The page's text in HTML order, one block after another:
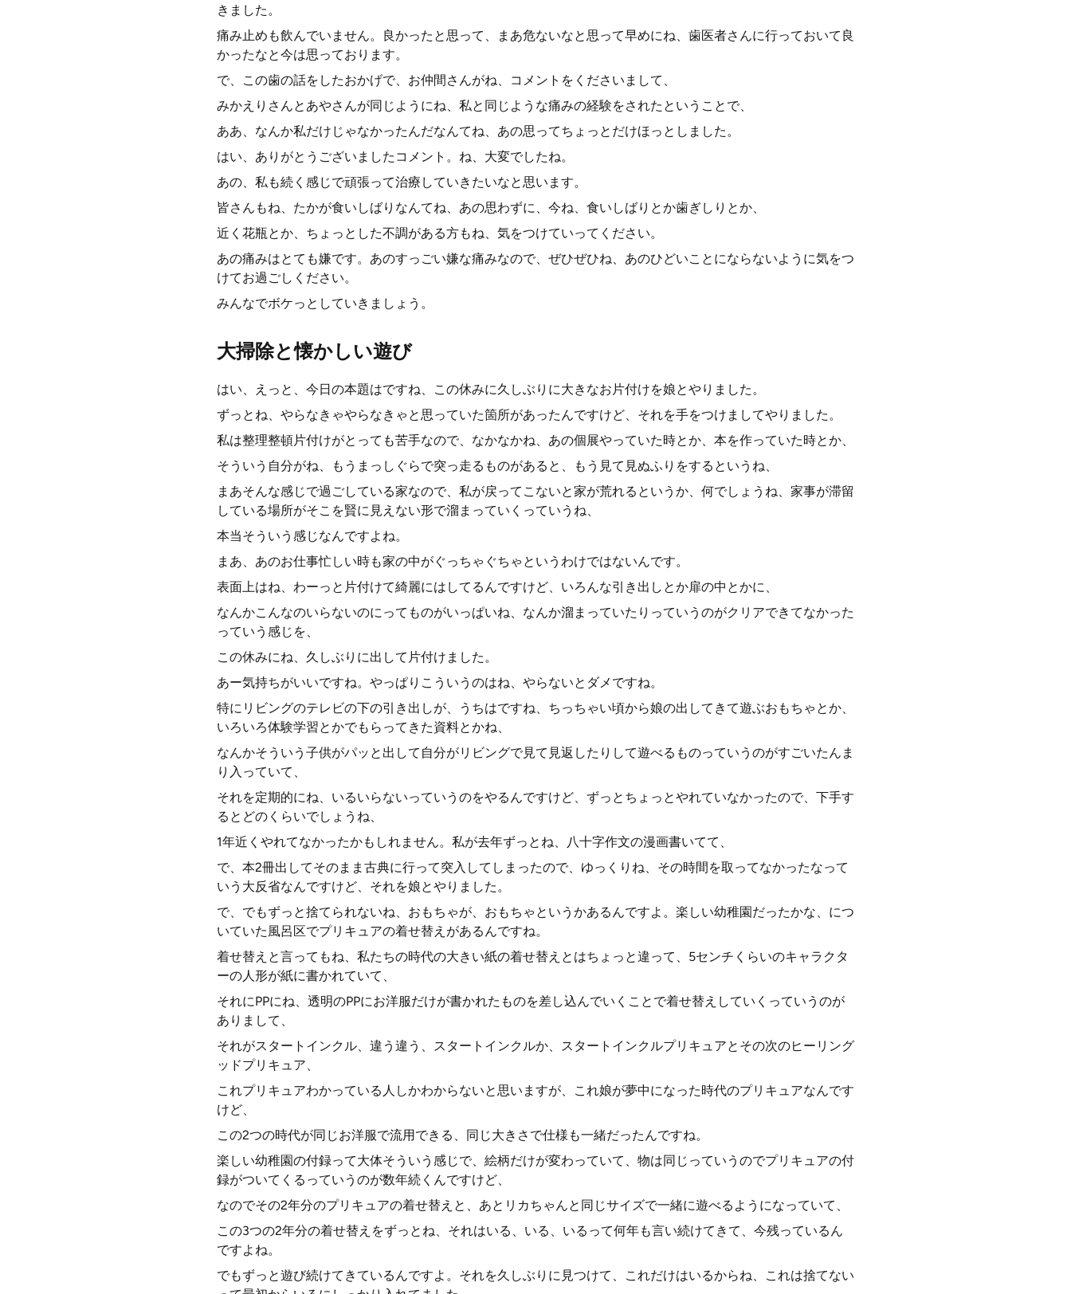
きました。
痛み止めも飲んでいません。良かったと思って、まあ危ないなと思って早めにね、歯医者さんに行っておいて良
かったなと今は思っております。
で、この歯の話をしたおかげで、お仲間さんがね、コメントをくださいまして、
みかえりさんとあやさんが同じようにね、私と同じような痛みの経験をされたということで、
ああ、なんか私だけじゃなかったんだなんてね、あの思ってちょっとだけほっとしました。
はい、ありがとうございましたコメント。ね、大変でしたね。
あの、私も続く感じで頑張って治療していきたいなと思います。
皆さんもね、たかが食いしばりなんてね、あの思わずに、今ね、食いしばりとか歯ぎしりとか、
近く花瓶とか、ちょっとした不調がある方もね、気をつけていってください。
あの痛みはとても嫌です。あのすっごい嫌な痛みなので、ぜひぜひね、あのひどいことにならないように気をつ
けてお過ごしください。
みんなでボケっとしていきましょう。
大掃除と懐かしい遊び
はい、えっと、今日の本題はですね、この休みに久しぶりに大きなお片付けを娘とやりました。
ずっとね、やらなきゃやらなきゃと思っていた箇所があったんですけど、それを手をつけましてやりました。
私は整理整頓片付けがとっても苦手なので、なかなかね、あの個展やっていた時とか、本を作っていた時とか、
そういう自分がね、もうまっしぐらで突っ走るものがあると、もう見て見ぬふりをするというね、
まあそんな感じで過ごしている家なので、私が戻ってこないと家が荒れるというか、何でしょうね、家事が滞留
している場所がそこを賢に見えない形で溜まっていくっていうね、
本当そういう感じなんですよね。
まあ、あのお仕事忙しい時も家の中がぐっちゃぐちゃというわけではないんです。
表面上はね、わーっと片付けて綺麗にはしてるんですけど、いろんな引き出しとか扉の中とかに、
なんかこんなのいらないのにってものがいっぱいね、なんか溜まっていたりっていうのがクリアできてなかった
っていう感じを、
この休みにね、久しぶりに出して片付けました。
あー気持ちがいいですね。やっぱりこういうのはね、やらないとダメですね。
特にリビングのテレビの下の引き出しが、うちはですね、ちっちゃい頃から娘の出してきて遊ぶおもちゃとか、
いろいろ体験学習とかでもらってきた資料とかね、
なんかそういう子供がパッと出して自分がリビングで見て見返したりして遊べるものっていうのがすごいたんま
り入っていて、
それを定期的にね、いるいらないっていうのをやるんですけど、ずっとちょっとやれていなかったので、下手す
るとどのくらいでしょうね、
1年近くやれてなかったかもしれません。私が去年ずっとね、八十字作文の漫画書いてて、
で、本2冊出してそのまま古典に行って突入してしまったので、ゆっくりね、その時間を取ってなかったなって
いう大反省なんですけど、それを娘とやりました。
で、でもずっと捨てられないね、おもちゃが、おもちゃというかあるんですよ。楽しい幼稚園だったかな、につ
いていた風呂区でプリキュアの着せ替えがあるんですね。
着せ替えと言ってもね、私たちの時代の大きい紙の着せ替えとはちょっと違って、5センチくらいのキャラクタ
ーの人形が紙に書かれていて、
それにPPにね、透明のPPにお洋服だけが書かれたものを差し込んでいくことで着せ替えしていくっていうのが
ありまして、
それがスタートインクル、違う違う、スタートインクルか、スタートインクルプリキュアとその次のヒーリング
ッドプリキュア、
これプリキュアわかっている人しかわからないと思いますが、これ娘が夢中になった時代のプリキュアなんです
けど、
この2つの時代が同じお洋服で流用できる、同じ大きさで仕様も一緒だったんですね。
楽しい幼稚園の付録って大体そういう感じで、絵柄だけが変わっていて、物は同じっていうのでプリキュアの付
録がついてくるっていうのが数年続くんですけど、
なのでその2年分のプリキュアの着せ替えと、あとリカちゃんと同じサイズで一緒に遊べるようになっていて、
この3つの2年分の着せ替えをずっとね、それはいる、いる、いるって何年も言い続けてきて、今残っているん
ですよね。
でもずっと遊び続けてきているんですよ。それを久しぶりに見つけて、これだけはいるからね、これは捨てない